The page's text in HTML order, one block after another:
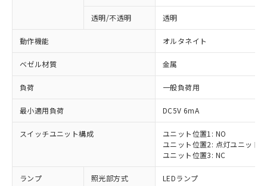
透明/不透明 透明
動作機能 オルタネイト
ベゼル材質 金属
負荷 一般負荷用
最小適用負荷 DC5V 6mA
スイッチユニット構成
ユニット位置1: NO
ユニット位置2: 点灯ユニット
ユニット位置3: NC
ランプ 照光部方式 LEDランプ